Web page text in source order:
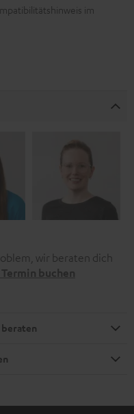
im
wir beraten dich
buchen
beraten